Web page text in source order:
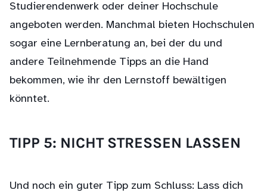
Studierendenwerk oder deiner Hochschule
angeboten werden. Manchmal bieten Hochschulen
sogar eine Lernberatung an, bei der du und
andere Teilnehmende Tipps an die Hand
bekommen, wie ihr den Lernstoff bewältigen
könntet.
TIPP 5: NICHT STRESSEN LASSEN
Und noch ein guter Tipp zum Schluss: Lass dich